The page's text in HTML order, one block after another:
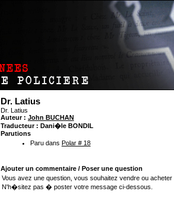
Dr. Latius
Dr. Latius
Auteur : John BUCHAN
Traducteur : Dani�le BONDIL
Parutions
Paru dans Polar # 18
Ajouter un commentaire / Poser une question
Vous avez une question, vous souhaitez vendre ou
N'h�sitez pas � poster votre message ci-dessous.